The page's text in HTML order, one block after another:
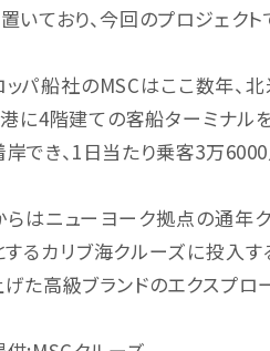
いており、今回のプロジェク
ッパ船社のMSCはここ数年、
に4階建ての客船ターミナル
でき、1日当たり乗客3万
はニューヨーク拠点の通年
るカリブ海クルーズに投入
た高級ブランドのエクスプロ